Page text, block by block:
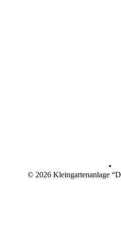
•
© 2026 Kleingartenanlage